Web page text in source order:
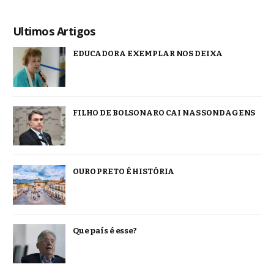
Ultimos Artigos
EDUCADORA EXEMPLAR NOS DEIXA
FILHO DE BOLSONARO CAI NAS SONDAGENS
OURO PRETO É HISTÓRIA
Que país é esse?